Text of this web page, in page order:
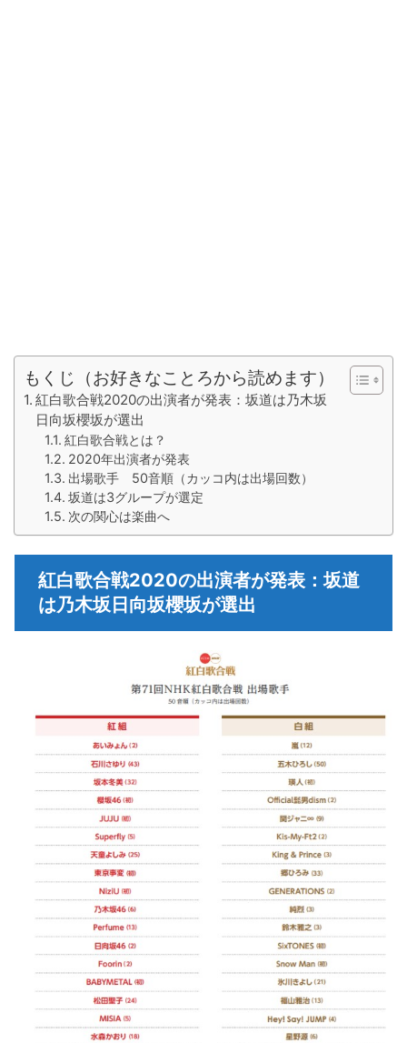
もくじ（お好きなことろから読めます）
紅白歌合戦2020の出演者が発表：坂道は乃木坂
日向坂櫻坂が選出
紅白歌合戦とは？
2020年出演者が発表
出場歌手 50音順（カッコ内は出場回数）
坂道は3グループが選定
次の関心は楽曲へ
紅白歌合戦2020の出演者が発表：坂道
は乃木坂日向坂櫻坂が選出